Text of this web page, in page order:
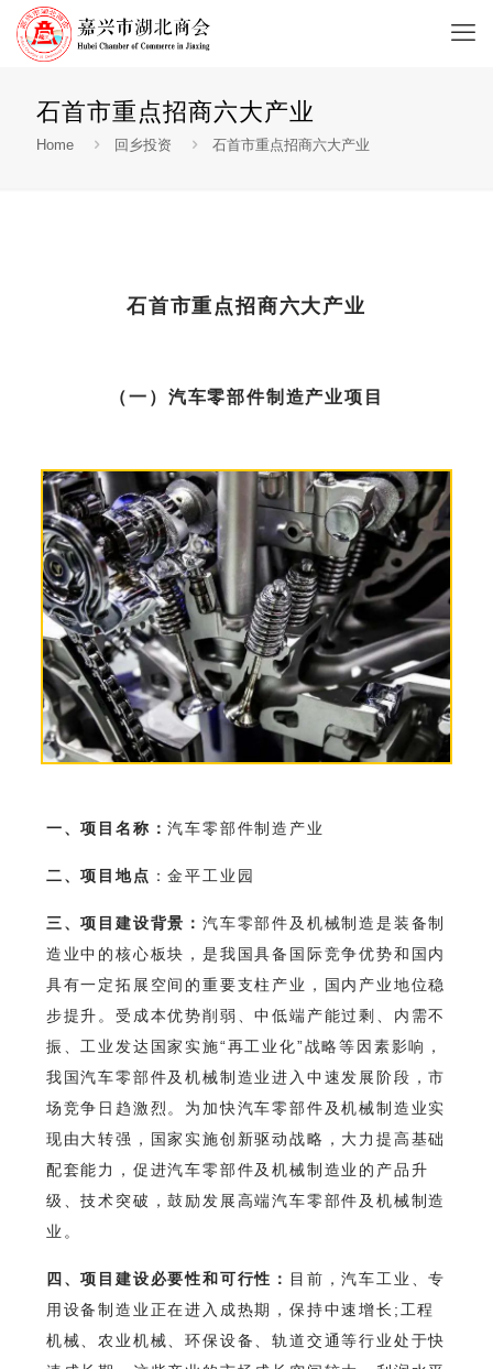
石首市重点招商六大产业
Home 回乡投资 石首市重点招商六大产业
石首市重点招商六大产业
（一）汽车零部件制造产业项目
一、项目名称：汽车零部件制造产业
二、项目地点 ：金平工业园
三、项目建设背景：汽车零部件及机械制造是装备制
造业中的核心板块，是我国具备国际竞争优势和国内
具有一定拓展空间的重要支柱产业，国内产业地位稳
步提升。受成本优势削弱、中低端产能过剩、内需不
振、工业发达国家实施“再工业化”战略等因素影响，
我国汽车零部件及机械制造业进入中速发展阶段，市
场竞争日趋激烈。为加快汽车零部件及机械制造业实
现由大转强，国家实施创新驱动战略，大力提高基础
配套能力，促进汽车零部件及机械制造业的产品升
级、技术突破，鼓励发展高端汽车零部件及机械制造
业。
四、项目建设必要性和可行性： 目前，汽车工业、专
用设备制造业正在进入成热期，保持中速增长;工程
机械、农业机械、环保设备、轨道交通等行业处于快